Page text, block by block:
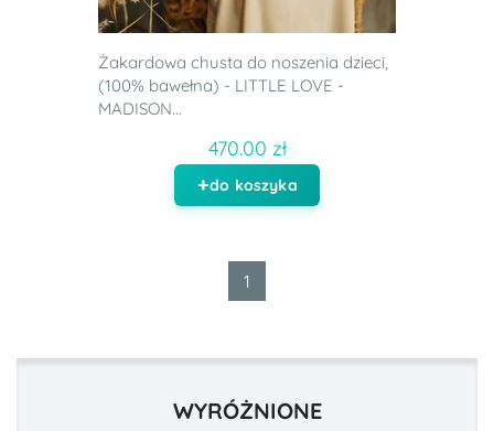
Żakardowa chusta do noszenia dzieci,
(100% bawełna) - LITTLE LOVE -
MADISON...
470.00 zł
do koszyka
1
WYRÓŻNIONE